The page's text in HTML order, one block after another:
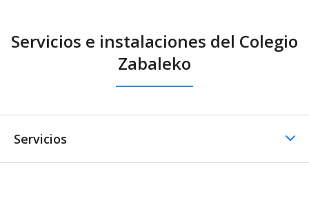
Servicios e instalaciones del Colegio
Zabaleko
Servicios